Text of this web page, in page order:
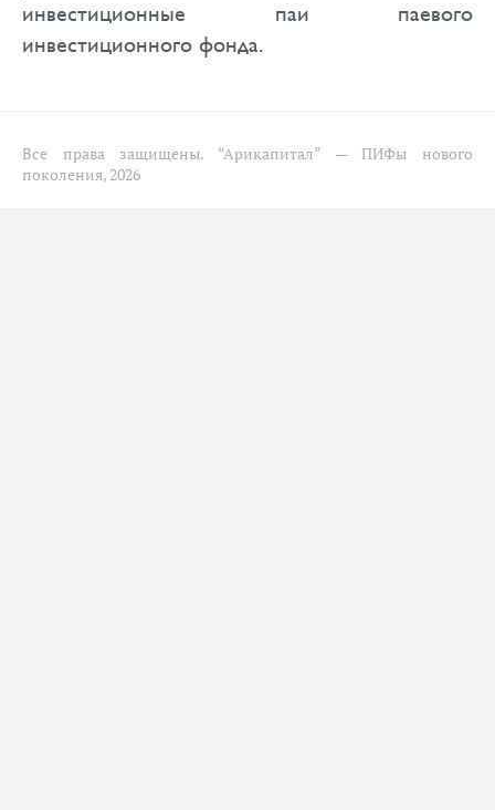
инвестиционные паи паевого
инвестиционного фонда.
Все права защищены. “Арикапитал” — ПИФы нового
поколения, 2026